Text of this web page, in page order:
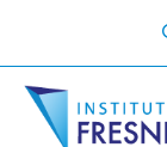
principal
barre
principale